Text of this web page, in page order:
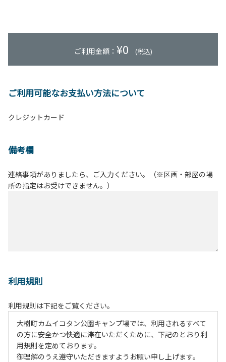
ご利用金額： ¥0 (税込)
ご利用可能なお支払い方法について
クレジットカード
備考欄
連絡事項がありましたら、ご入力ください。（※区画・部屋の場
所の指定はお受けできません。）
利用規則
利用規則は下記をご覧ください。
大樹町カムイコタン公園キャンプ場では、利用されるすべて
の方に安全かつ快適に滞在いただくために、下記のとおり利
用規則を定めております。
御理解のうえ遵守いただきますようお願い申し上げます。